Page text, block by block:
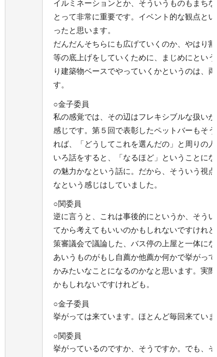
イルミネーションとか、そういうものもまち
とって非常に重要です。イベント的な観点と
ったと思います。
だんだんそちらにも広げていくのか、やはり
等の底上げをしていくために、まじめにとい
り建築物ベースでやっていくかというのは、
す。
○金子委員
私の感覚では、その辺はフレキシブルな扱い
感じです。第５回で表彰したペットバーもそ
れば、「どうしてこれを選んだの」と周りの
いろ話をすると、「なるほど」ということに
の魅力かなという話に。だから、そういう視
なという感じはしていました。
○関委員
逆に言うと、これは事後的にというか、そう
てから考えてもいいのかもしれないですけれ
策審議会で議論した、バス停の上屋と一体に
あいうものがもし自薦か他薦か何かで挙がっ
かみたいなことになるのかなと思います。実
かもしれないですけれども。
○金子委員
挙がっては来ています。ほとんど毎回来てい
○関委員
挙がっているのですか、そうですか。でも、